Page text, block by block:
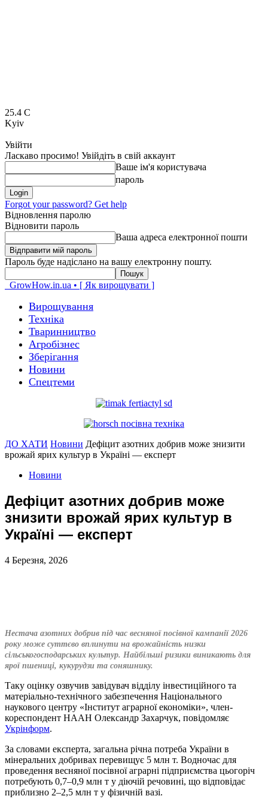
25.4 C
Kyiv
Увійти
Ласкаво просимо! Увійдіть в свій аккаунт
Ваше ім'я користувача
пароль
Forgot your password? Get help
Відновлення паролю
Відновити пароль
Ваша адреса електронної пошти
Пароль буде надіслано на вашу електронну пошту.
GrowHow.in.ua • [ Як вирощувати ]
Вирощування
Техніка
Тваринництво
Агробізнес
Зберігання
Новини
Спецтеми
ДО ХАТИ Новини Дефіцит азотних добрив може знизити
врожай ярих культур в Україні — експерт
Новини
Дефіцит азотних добрив може
знизити врожай ярих культур в
Україні — експерт
4 Березня, 2026
Нестача азотних добрив під час весняної посівної кампанії 2026
року може суттєво вплинути на врожайність низки
сільськогосподарських культур. Найбільші ризики виникають для
ярої пшениці, кукурудзи та соняшнику.
Таку оцінку озвучив завідувач відділу інвестиційного та
матеріально-технічного забезпечення Національного
наукового центру «Інститут аграрної економіки», член-
кореспондент НААН Олександр Захарчук, повідомляє
Укрінформ.
За словами експерта, загальна річна потреба України в
мінеральних добривах перевищує 5 млн т. Водночас для
проведення весняної посівної аграрні підприємства цьогоріч
потребують 0,7–0,9 млн т у діючій речовині, що відповідає
приблизно 2–2,5 млн т у фізичній вазі.